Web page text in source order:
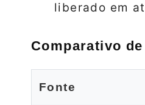
liberado em
Comparativo
Fonte